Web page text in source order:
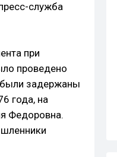
служба
при
проведено
были задержаны
года, на
Федоровна.